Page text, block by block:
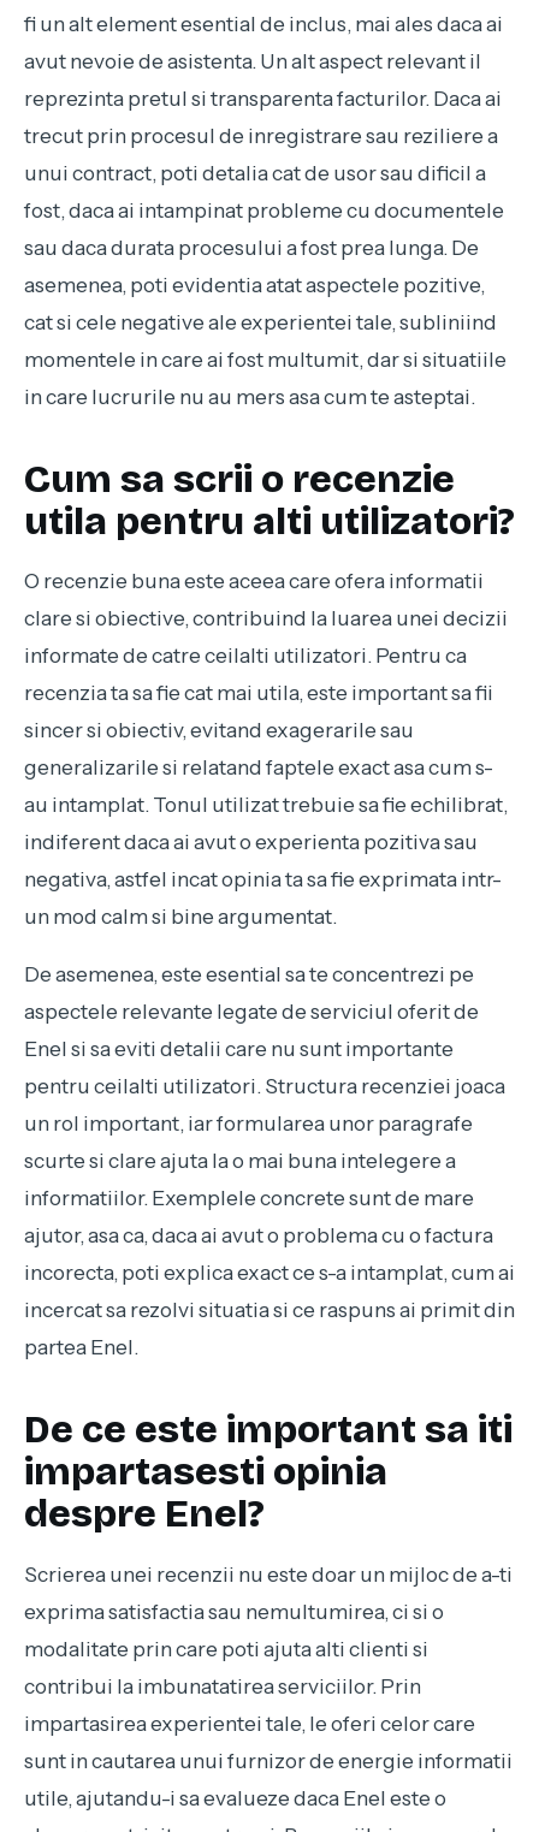
fi un alt element esential de inclus, mai ales daca ai
avut nevoie de asistenta. Un alt aspect relevant il
reprezinta pretul si transparenta facturilor. Daca ai
trecut prin procesul de inregistrare sau reziliere a
unui contract, poti detalia cat de usor sau dificil a
fost, daca ai intampinat probleme cu documentele
sau daca durata procesului a fost prea lunga. De
asemenea, poti evidentia atat aspectele pozitive,
cat si cele negative ale experientei tale, subliniind
momentele in care ai fost multumit, dar si situatiile
in care lucrurile nu au mers asa cum te asteptai.
Cum sa scrii o recenzie
utila pentru alti utilizatori?
O recenzie buna este aceea care ofera informatii
clare si obiective, contribuind la luarea unei decizii
informate de catre ceilalti utilizatori. Pentru ca
recenzia ta sa fie cat mai utila, este important sa fii
sincer si obiectiv, evitand exagerarile sau
generalizarile si relatand faptele exact asa cum s-
au intamplat. Tonul utilizat trebuie sa fie echilibrat,
indiferent daca ai avut o experienta pozitiva sau
negativa, astfel incat opinia ta sa fie exprimata intr-
un mod calm si bine argumentat.
De asemenea, este esential sa te concentrezi pe
aspectele relevante legate de serviciul oferit de
Enel si sa eviti detalii care nu sunt importante
pentru ceilalti utilizatori. Structura recenziei joaca
un rol important, iar formularea unor paragrafe
scurte si clare ajuta la o mai buna intelegere a
informatiilor. Exemplele concrete sunt de mare
ajutor, asa ca, daca ai avut o problema cu o factura
incorecta, poti explica exact ce s-a intamplat, cum ai
incercat sa rezolvi situatia si ce raspuns ai primit din
partea Enel.
De ce este important sa iti
impartasesti opinia
despre Enel?
Scrierea unei recenzii nu este doar un mijloc de a-ti
exprima satisfactia sau nemultumirea, ci si o
modalitate prin care poti ajuta alti clienti si
contribui la imbunatatirea serviciilor. Prin
impartasirea experientei tale, le oferi celor care
sunt in cautarea unui furnizor de energie informatii
utile, ajutandu-i sa evalueze daca Enel este o